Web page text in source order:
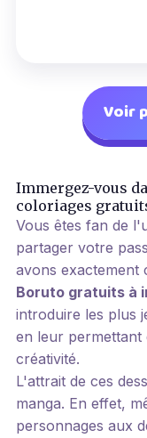
Voir
Immergez-vous
coloriages
Vous êtes fan de
partager votre
avons exactement
Boruto gratuits à
introduire les plus
en leur permettant
créativité.
L'attrait de ces
manga. En effet,
personnages aux